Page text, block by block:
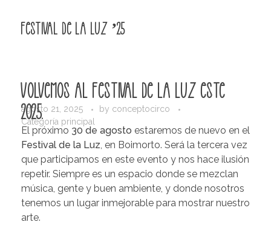
Festival de la Luz ’25
agosto 21, 2025 by conceptocirco
Categoría principal
Volvemos al Festival de la Luz este
2025.
El próximo 30 de agosto estaremos de nuevo en el
Festival de la Luz, en Boimorto. Será la tercera vez
que participamos en este evento y nos hace ilusión
repetir. Siempre es un espacio donde se mezclan
música, gente y buen ambiente, y donde nosotros
tenemos un lugar inmejorable para mostrar nuestro
arte.